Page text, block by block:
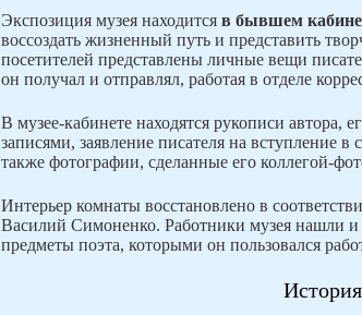
Экспозиция музея находится в бывшем
воссоздать жизненный путь и представить
посетителей представлены личные вещи
он получал и отправлял, работая в отделе
В музее-кабинете находятся рукописи автора,
записями, заявление писателя на вступление
также фотографии, сделанные его коллегой-
Интерьер комнаты восстановлено в
Василий Симоненко. Работники музея нашли
предметы поэта, которыми он пользовался